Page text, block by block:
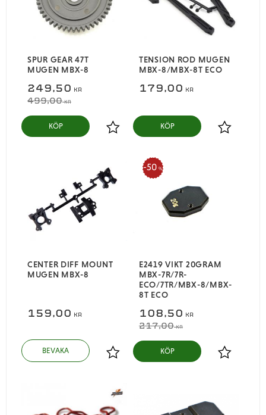
SPUR GEAR 47T
MUGEN MBX-8
249,50 KR
499,00KR
Lägg till i favoriter
KÖP
TENSION ROD MUGEN
MBX-8/MBX-8T ECO
179,00 KR
Lägg till i
KÖP
CENTER DIFF MOUNT
MUGEN MBX-8
159,00 KR
Lägg till i favoriter
E2419 VIKT 20GRAM
MBX-7R/7R-
ECO/7TR/MBX-8/MBX-
8T ECO
108,50 KR
217,00KR
50 %
Lägg till i
KÖP